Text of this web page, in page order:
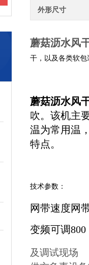
外形尺寸
蘑菇沥水风
干，以及各类软
蘑菇沥水风
吹。该机主
温为常用温
特点。
技术参数：
网带速度网
变频可调800
及调试现场